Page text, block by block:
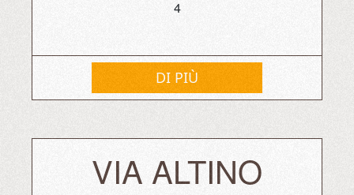
4
DI PIÙ
VIA ALTINO